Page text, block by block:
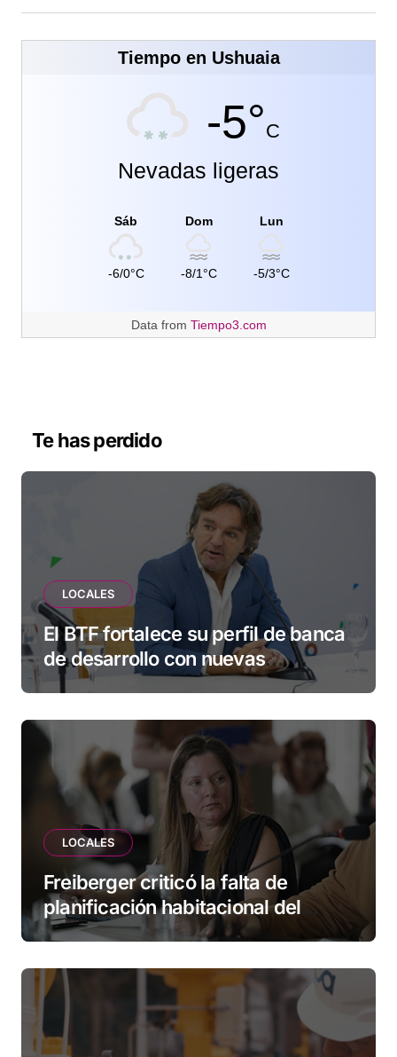
Tiempo en Ushuaia
-5°C
Nevadas ligeras
Sáb
-6/0°C
Dom
-8/1°C
Lun
-5/3°C
Data from Tiempo3.com
Te has perdido
LOCALES
El BTF fortalece su perfil de banca
de desarrollo con nuevas
herramientas para familias y
LOCALES
Freiberger criticó la falta de
planificación habitacional del
Municipio: “Vuoto deja afuera a
esperando”